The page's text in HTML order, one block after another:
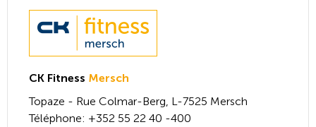
CK Fitness Mersch
Topaze - Rue Colmar-Berg, L-7525 Mersch
Téléphone: +352 55 22 40 -400